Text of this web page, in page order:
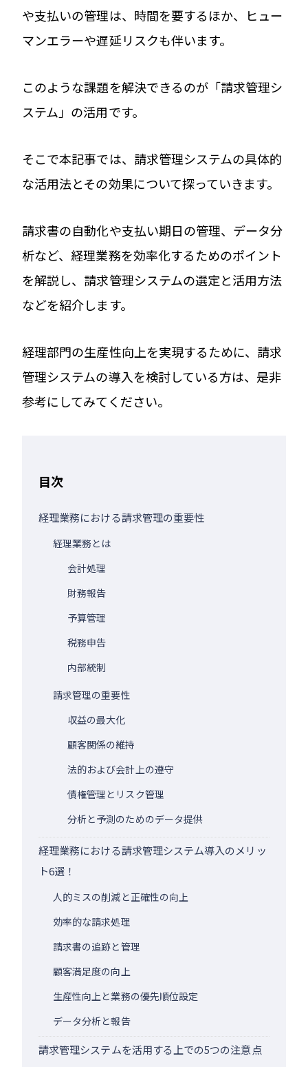
や支払いの管理は、時間を要するほか、ヒュー
マンエラーや遅延リスクも伴います。
このような課題を解決できるのが「請求管理シ
ステム」の活用です。
そこで本記事では、請求管理システムの具体的
な活用法とその効果について探っていきます。
請求書の自動化や支払い期日の管理、データ分
析など、経理業務を効率化するためのポイント
を解説し、請求管理システムの選定と活用方法
などを紹介します。
経理部門の生産性向上を実現するために、請求
管理システムの導入を検討している方は、是非
参考にしてみてください。
目次
経理業務における請求管理の重要性
経理業務とは
会計処理
財務報告
予算管理
税務申告
内部統制
請求管理の重要性
収益の最大化
顧客関係の維持
法的および会計上の遵守
債権管理とリスク管理
分析と予測のためのデータ提供
経理業務における請求管理システム導入のメリッ
ト6選！
人的ミスの削減と正確性の向上
効率的な請求処理
請求書の追跡と管理
顧客満足度の向上
生産性向上と業務の優先順位設定
データ分析と報告
請求管理システムを活用する上での5つの注意点